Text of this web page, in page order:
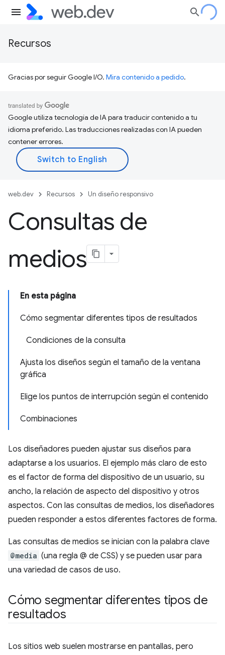
Recursos
Gracias por seguir Google I/O. Mira contenido a pedido.
Google utiliza tecnología de IA para traducir contenido a tu
idioma preferido. Las traducciones realizadas con IA pueden
contener errores.
web.dev Recursos Un diseño responsivo
Consultas de
medios
En esta página
Cómo segmentar diferentes tipos de resultados
Condiciones de la consulta
Ajusta los diseños según el tamaño de la ventana
gráfica
Elige los puntos de interrupción según el contenido
Combinaciones
Los diseñadores pueden ajustar sus diseños para
adaptarse a los usuarios. El ejemplo más claro de esto
es el factor de forma del dispositivo de un usuario, su
ancho, la relación de aspecto del dispositivo y otros
aspectos. Con las consultas de medios, los diseñadores
pueden responder a estos diferentes factores de forma.
Las consultas de medios se inician con la palabra clave
@media (una regla @ de CSS) y se pueden usar para
una variedad de casos de uso.
Cómo segmentar diferentes tipos de
resultados
Los sitios web suelen mostrarse en pantallas, pero